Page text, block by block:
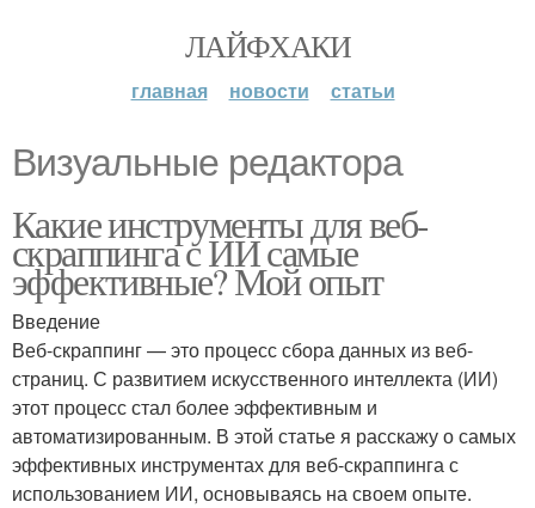
ЛАЙФХАКИ
главная новости статьи
Визуальные редактора
Какие инструменты для веб-
скраппинга с ИИ самые
эффективные? Мой опыт
Введение
Веб-скраппинг — это процесс сбора данных из веб-
страниц. С развитием искусственного интеллекта (ИИ)
этот процесс стал более эффективным и
автоматизированным. В этой статье я расскажу о самых
эффективных инструментах для веб-скраппинга с
использованием ИИ, основываясь на своем опыте.